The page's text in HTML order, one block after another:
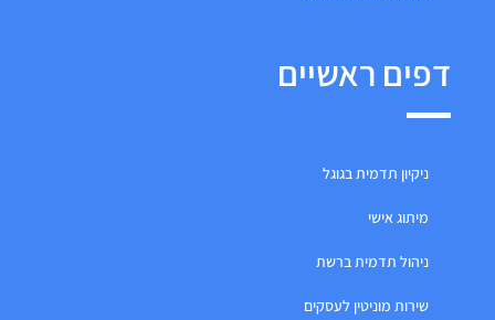
דפים ראשיים
ניקיון תדמית בגוגל
מיתוג אישי
ניהול תדמית ברשת
שירות מוניטין לעסקים